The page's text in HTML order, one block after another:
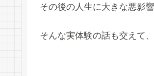
その後の人生に大きな悪影
そんな実体験の話も交えて